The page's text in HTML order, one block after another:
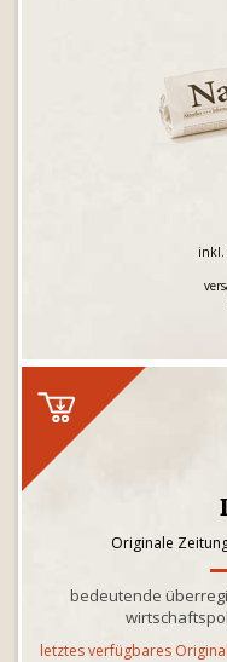
inkl.
Originale
bedeutende
letztes verfügbares